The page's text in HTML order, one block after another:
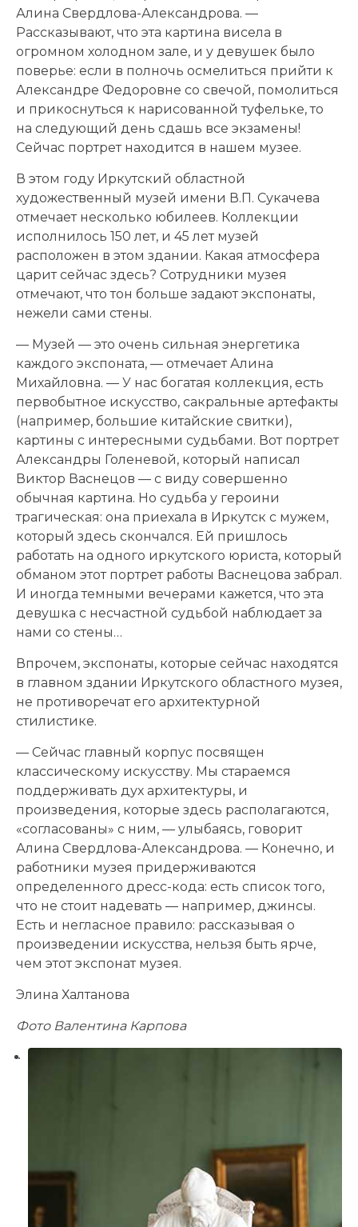
Алина Свердлова-Александрова. —
Рассказывают, что эта картина висела в
огромном холодном зале, и у девушек было
поверье: если в полночь осмелиться прийти к
Александре Федоровне со свечой, помолиться
и прикоснуться к нарисованной туфельке, то
на следующий день сдашь все экзамены!
Сейчас портрет находится в нашем музее.
В этом году Иркутский областной
художественный музей имени В.П. Сукачева
отмечает несколько юбилеев. Коллекции
исполнилось 150 лет, и 45 лет музей
расположен в этом здании. Какая атмосфера
царит сейчас здесь? Сотрудники музея
отмечают, что тон больше задают экспонаты,
нежели сами стены.
— Музей — это очень сильная энергетика
каждого экспоната, — отмечает Алина
Михайловна. — У нас богатая коллекция, есть
первобытное искусство, сакральные артефакты
(например, большие китайские свитки),
картины с интересными судьбами. Вот портрет
Александры Голеневой, который написал
Виктор Васнецов — с виду совершенно
обычная картина. Но судьба у героини
трагическая: она приехала в Иркутск с мужем,
который здесь скончался. Ей пришлось
работать на одного иркутского юриста, который
обманом этот портрет работы Васнецова забрал.
И иногда темными вечерами кажется, что эта
девушка с несчастной судьбой наблюдает за
нами со стены…
Впрочем, экспонаты, которые сейчас находятся
в главном здании Иркутского областного музея,
не противоречат его архитектурной
стилистике.
— Сейчас главный корпус посвящен
классическому искусству. Мы стараемся
поддерживать дух архитектуры, и
произведения, которые здесь располагаются,
«согласованы» с ним, — улыбаясь, говорит
Алина Свердлова-Александрова. — Конечно, и
работники музея придерживаются
определенного дресс-кода: есть список того,
что не стоит надевать — например, джинсы.
Есть и негласное правило: рассказывая о
произведении искусства, нельзя быть ярче,
чем этот экспонат музея.
Элина Халтанова
Фото Валентина Карпова